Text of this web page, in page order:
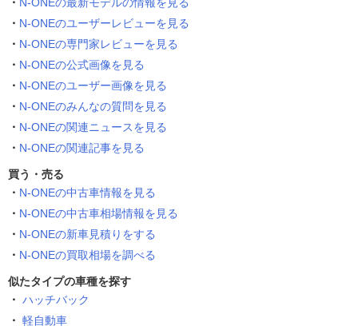
N-ONEのユーザーレビューを見る
N-ONEの専門家レビューを見る
N-ONEの公式画像を見る
N-ONEのユーザー画像を見る
N-ONEのみんなの質問を見る
N-ONEの関連ニュースを見る
N-ONEの関連記事を見る
買う・売る
N-ONEの中古車情報を見る
N-ONEの中古車相場情報を見る
N-ONEの新車見積りをする
N-ONEの買取相場を調べる
似たタイプの車種を探す
ハッチバック
軽自動車